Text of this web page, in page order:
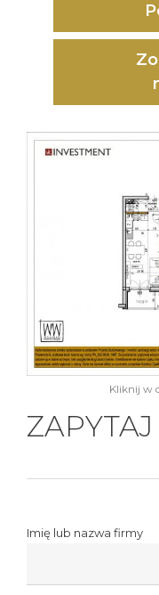
Kliknij w
Imię lub nazwa firmy